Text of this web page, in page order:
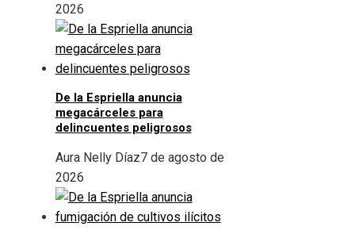
2026
De la Espriella anuncia
megacárceles para
delincuentes peligrosos
Aura Nelly Díaz7 de agosto de
2026